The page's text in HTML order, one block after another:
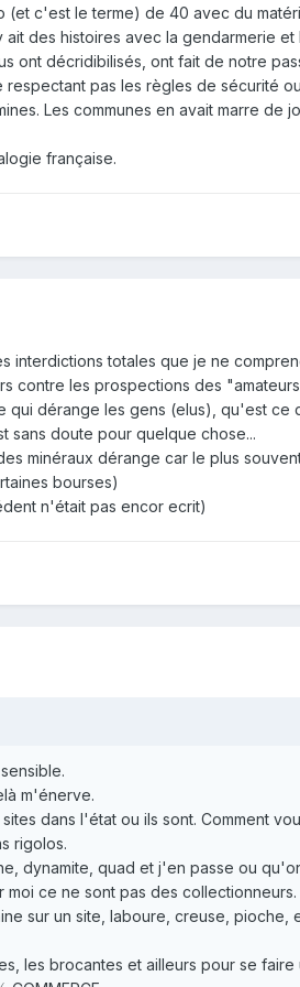
c'est le terme) de 40 avec du
des histoires avec la gendarmerie
ont décridibilisés, ont fait de notre
respectant pas les règles de sécurité
Les communes en avait marre de
française.
interdictions totales que je ne
contre les prospections des
qui dérange les gens (elus), qu'est ce
sans doute pour quelque chose...
minéraux dérange car le plus
bourses)
n'était pas encor ecrit)
m'énerve.
dans l'état ou ils sont. Comment
rigolos.
dynamite, quad et j'en passe ou
ce ne sont pas des collectionneurs.
sur un site, laboure, creuse,
les brocantes et ailleurs pour se faire